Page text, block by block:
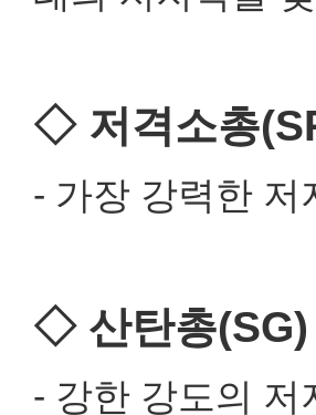
◇ 저격소총
- 가장 강력한 저
◇ 산탄총(SG)
- 강한 강도의 저